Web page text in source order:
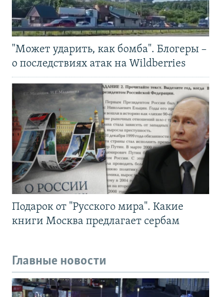
"Может ударить, как бомба". Блогеры –
о последствиях атак на Wildberries
Подарок от "Русского мира". Какие
книги Москва предлагает сербам
Главные новости